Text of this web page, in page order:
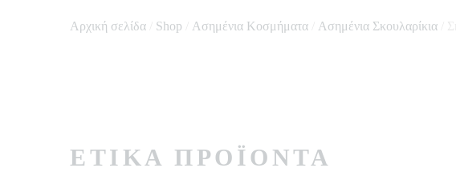
Αρχική σελίδα Shop Ασημένια Κοσμήματα Ασημένια Σκουλαρίκια
ΕΤΙΚΆ ΠΡΟΪΌΝΤΑ